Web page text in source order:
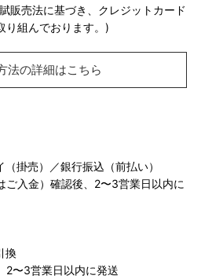
販売法に基づき、クレジットカード
り組んでおります。)
法の詳細はこちら
掛売）／銀行振込（前払い）
ご入金）確認後、2〜3営業日以内に
換
2〜3営業日以内に発送